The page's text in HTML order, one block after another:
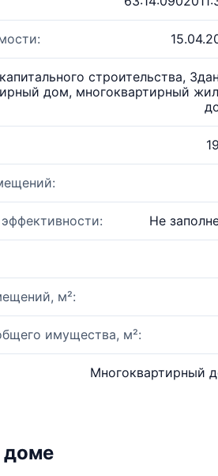
строительства,
дом, многоквартирный
Не
м²:
имущества, м²:
Многоквартирный
доме